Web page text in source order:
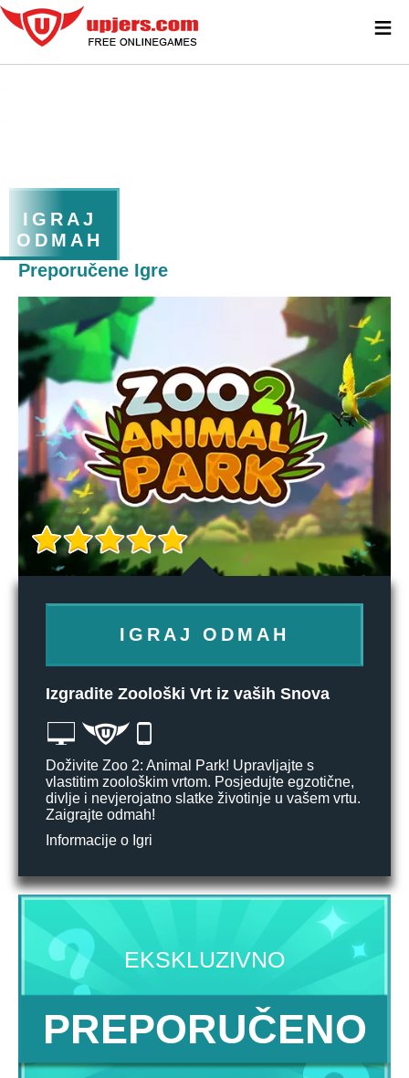
IGRAJ
ODMAH
Preporučene Igre
IGRAJ ODMAH
Izgradite Zoološki Vrt iz vaših Snova
Doživite Zoo 2: Animal Park! Upravljajte s
vlastitim zoološkim vrtom. Posjedujte egzotične,
divlje i nevjerojatno slatke životinje u vašem vrtu.
Zaigrajte odmah!
Informacije o Igri
EKSKLUZIVNO
PREPORUČENO
≡